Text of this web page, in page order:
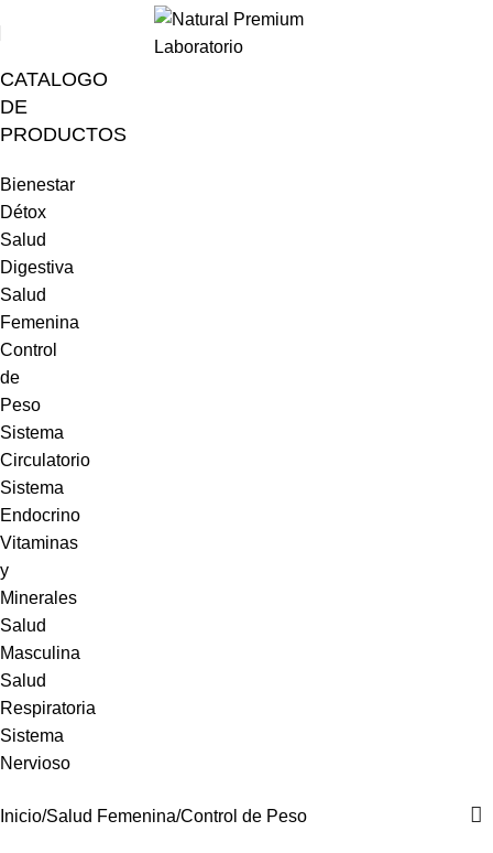
CATALOGO
DE
PRODUCTOS
Bienestar
Détox
Salud
Digestiva
Salud
Femenina
Control
de
Peso
Sistema
Circulatorio
Sistema
Endocrino
Vitaminas
y
Minerales
Salud
Masculina
Salud
Respiratoria
Sistema
Nervioso
Inicio Salud Femenina Control de Peso